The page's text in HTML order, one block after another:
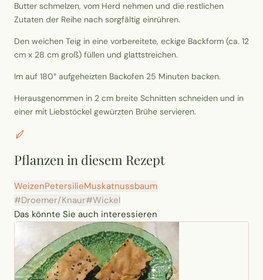
Butter schmelzen, vom Herd nehmen und die restlichen
Zutaten der Reihe nach sorgfältig einrühren.
Den weichen Teig in eine vorbereitete, eckige Backform (ca. 12
cm x 28 cm groß) füllen und glattstreichen.
Im auf 180° aufgeheizten Backofen 25 Minuten backen.
Herausgenommen in 2 cm breite Schnitten schneiden und in
einer mit Liebstöckel gewürzten Brühe servieren.
Pflanzen in diesem Rezept
WeizenPetersilieMuskatnussbaum
#Droemer/Knaur#Wickel
Das könnte Sie auch interessieren